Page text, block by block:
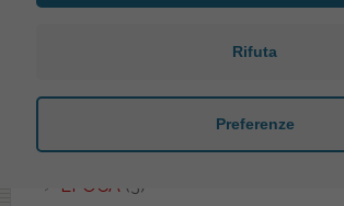
EPOCA (3)
Rifuta
Preferenze